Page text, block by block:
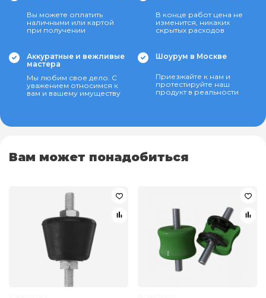
Вы можете оплатить
наличными или картой
при получении
В конце работ цена не
изменится, никаких
скрытых расходов
Аккуратные и вежливые
мастера
Мы любим свое дело. С
уважением относимся к
вам и вашему имуществу
Шоурум в Москве
Приезжайте к нам и
протестируйте наш
продукт в реальности
Вам может понадобиться